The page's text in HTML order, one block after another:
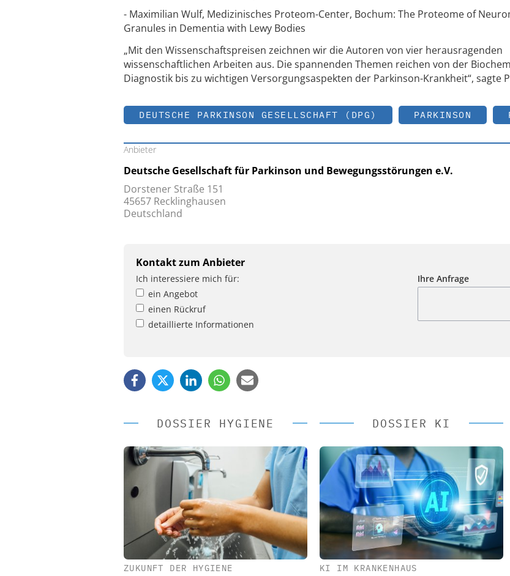
- Maximilian Wulf, Medizinisches Proteom-Center, Bochum: The Proteome of
Granules in Dementia with Lewy Bodies
„Mit den Wissenschaftspreisen zeichnen wir die Autoren von vier herausragenden
wissenschaftlichen Arbeiten aus. Die spannenden Themen reichen von der
Diagnostik bis zu wichtigen Versorgungsaspekten der Parkinson-Krankheit“, sagte
DEUTSCHE PARKINSON GESELLSCHAFT (DPG) PARKINSON
Anbieter
Deutsche Gesellschaft für Parkinson und Bewegungsstörungen e.V.
Dorstener Straße 151
45657 Recklinghausen
Deutschland
Kontakt zum Anbieter
Ich interessiere mich für:
ein Angebot
einen Rückruf
detaillierte Informationen
Ihre Anfrage
DOSSIER HYGIENE
ZUKUNFT DER HYGIENE
DOSSIER KI
KI IM KRANKENHAUS
EASY SOFTWARE AG EASY SOFTWARE AG